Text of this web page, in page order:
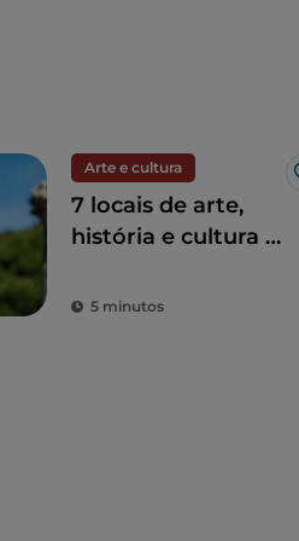
Arte e cultura
7 locais de arte,
história e cultura a
5 minutos